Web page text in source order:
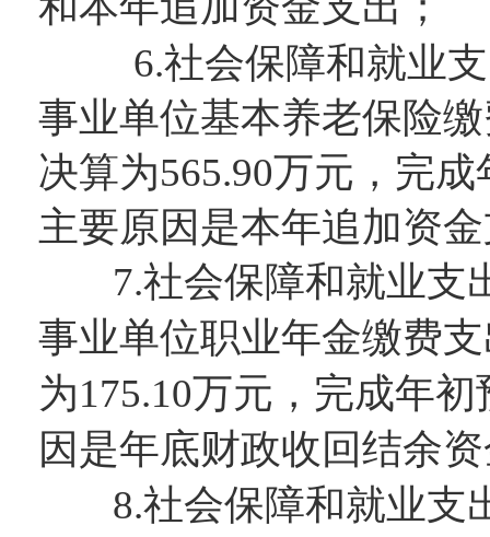
6.社会保障和就业
事业单位基本养老保险
决算为565.90万元，完成
主要原因是本年追加资
7.社会保障和就业支
事业单位职业年金缴费
为175.10万元，完成年初
因是年底财政收回结余
8.社会保障和就业支